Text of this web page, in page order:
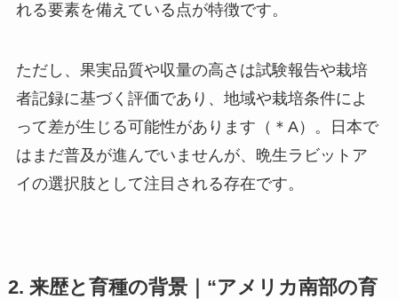
れる要素を備えている点が特徴です。
ただし、果実品質や収量の高さは試験報告や栽培
者記録に基づく評価であり、地域や栽培条件によ
って差が生じる可能性があります（＊A）。日本で
はまだ普及が進んでいませんが、晩生ラビットア
イの選択肢として注目される存在です。
2. 来歴と育種の背景｜“アメリカ南部の育